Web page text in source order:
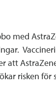
med
risken